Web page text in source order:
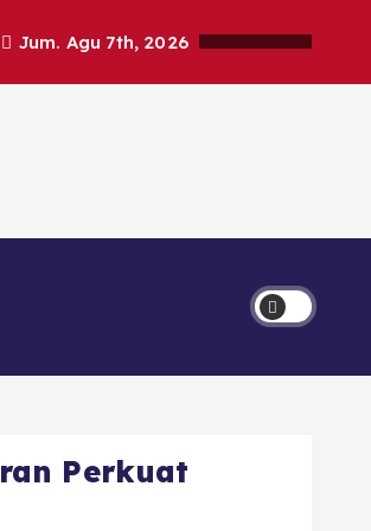
Jum. Agu 7th, 2026
Perkuat